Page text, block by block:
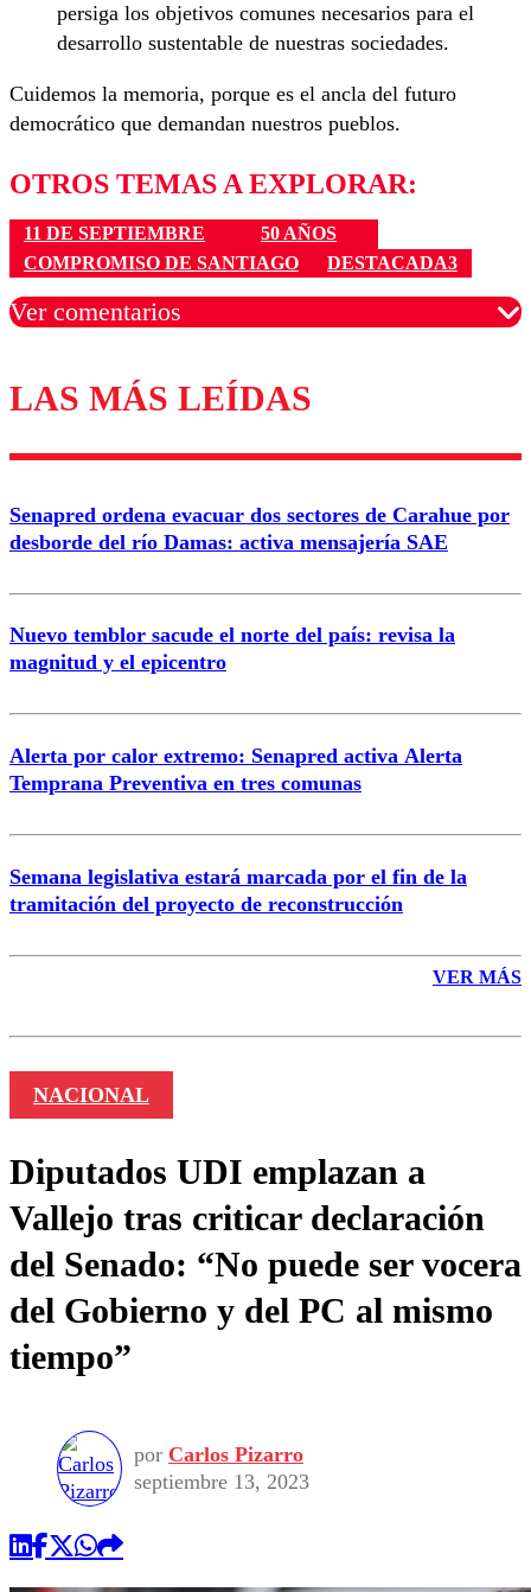
persiga los objetivos comunes necesarios para el
desarrollo sustentable de nuestras sociedades.
Cuidemos la memoria, porque es el ancla del futuro
democrático que demandan nuestros pueblos.
OTROS TEMAS A EXPLORAR:
11 DE SEPTIEMBRE
50 AÑOS
COMPROMISO DE SANTIAGO
DESTACADA3
Ver comentarios
Los comentarios son moderados para garantizar un
diálogo respetuoso.
Correo
LAS MÁS LEÍDAS
Senapred ordena evacuar dos sectores de Carahue por
desborde del río Damas: activa mensajería SAE
Nuevo temblor sacude el norte del país: revisa la
magnitud y el epicentro
Alerta por calor extremo: Senapred activa Alerta
Temprana Preventiva en tres comunas
Semana legislativa estará marcada por el fin de la
tramitación del proyecto de reconstrucción
VER MÁS
NACIONAL
Diputados UDI emplazan a
Vallejo tras criticar declaración
del Senado: “No puede ser vocera
del Gobierno y del PC al mismo
tiempo”
por Carlos Pizarro
septiembre 13, 2023